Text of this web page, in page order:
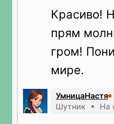
Красиво!
прям
гром!
мире.
УмницаНастя
Шутник • На